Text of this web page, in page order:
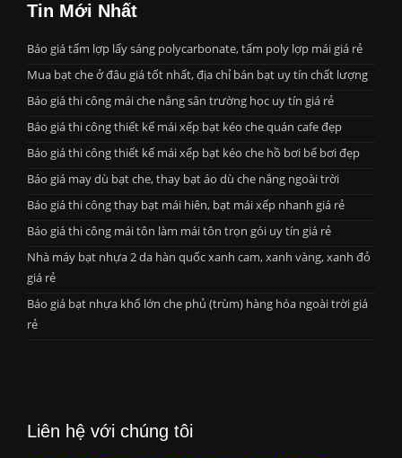
Tin Mới Nhất
Báo giá tấm lợp lấy sáng polycarbonate, tấm poly lợp mái giá rẻ
Mua bạt che ở đâu giá tốt nhất, địa chỉ bán bạt uy tín chất lượng
Báo giá thi công mái che nắng sân trường học uy tín giá rẻ
Báo giá thi công thiết kế mái xếp bạt kéo che quán cafe đẹp
Báo giá thi công thiết kế mái xếp bạt kéo che hồ bơi bể bơi đẹp
Báo giá may dù bạt che, thay bạt áo dù che nắng ngoài trời
Báo giá thi công thay bạt mái hiên, bạt mái xếp nhanh giá rẻ
Báo giá thi công mái tôn làm mái tôn trọn gói uy tín giá rẻ
Nhà máy bạt nhựa 2 da hàn quốc xanh cam, xanh vàng, xanh đỏ
giá rẻ
Báo giá bạt nhựa khổ lớn che phủ (trùm) hàng hóa ngoài trời giá
rẻ
Liên hệ với chúng tôi